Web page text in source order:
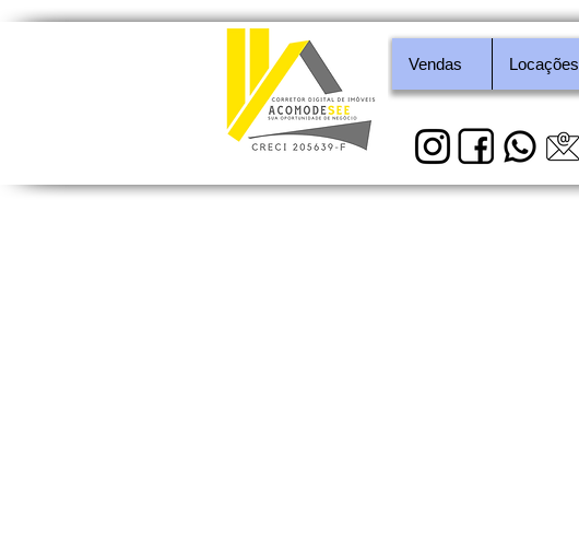
Vendas Locações